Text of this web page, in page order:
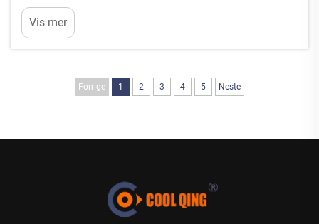
cocktailbord er arbeidshestene i
vertskapsbransjen. De gir gjestene et sted å
samles, sette ned sine drikker og sosialisere uten å
Vis mer
Forrige 1 2 3 4 5 Neste